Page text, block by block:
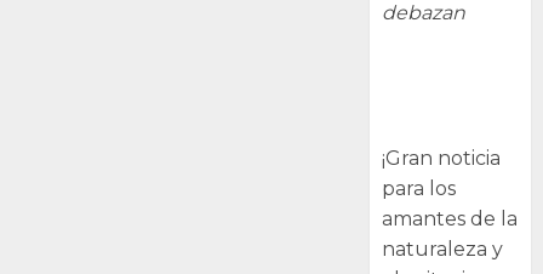
debazan
¡Gran noticia
para los
amantes de la
naturaleza y